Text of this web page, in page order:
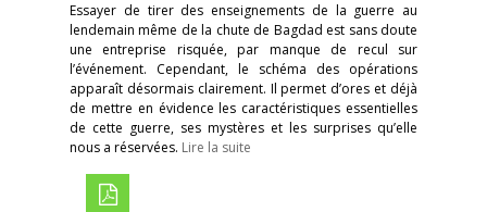
Essayer de tirer des enseignements de la guerre au
lendemain même de la chute de Bagdad est sans doute
une entreprise risquée, par manque de recul sur
l’événement. Cependant, le schéma des opérations
apparaît désormais clairement. Il permet d’ores et déjà
de mettre en évidence les caractéristiques essentielles
de cette guerre, ses mystères et les surprises qu’elle
nous a réservées. Lire la suite